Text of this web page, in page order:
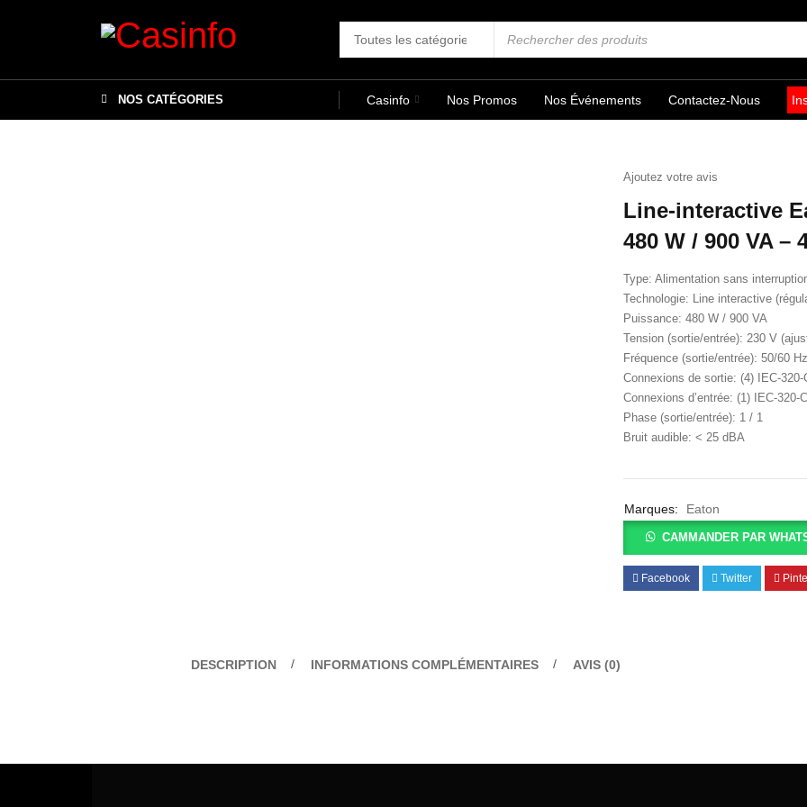
NOS CATÉGORIES Casinfo Nos Promos Nos Événements Contactez-Nous
Ajoutez votre avis
Line-interactive
480 W / 900 VA –
Type: Alimentation sans
Technologie: Line interactive
Puissance: 480 W / 900 VA
Tension (sortie/entrée): 230 V
Fréquence (sortie/entrée): 50/60
Connexions de sortie: (4) IEC-320-
Connexions d’entrée: (1) IEC-320-
Phase (sortie/entrée): 1 / 1
Bruit audible: < 25 dBA
Marques: Eaton
CAMMANDER PAR
Facebook Twitter
DESCRIPTION INFORMATIONS COMPLÉMENTAIRES AVIS (0)